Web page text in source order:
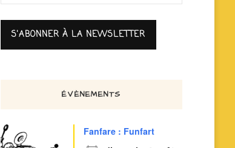
ÉVÈNEMENTS
Fanfare : Funfart